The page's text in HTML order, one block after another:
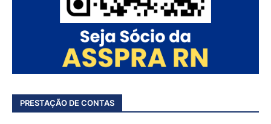
PRESTAÇÃO DE CONTAS